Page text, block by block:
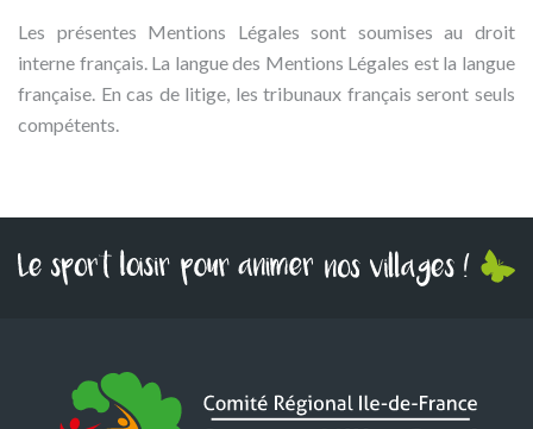
Les présentes Mentions Légales sont soumises au droit
interne français. La langue des Mentions Légales est la langue
française. En cas de litige, les tribunaux français seront seuls
compétents.